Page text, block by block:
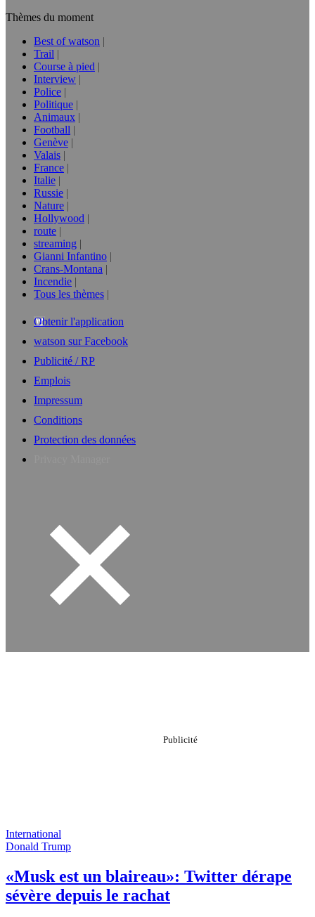
Thèmes du moment
Best of watson
Trail
Course à pied
Interview
Police
Politique
Animaux
Football
Genève
Valais
France
Italie
Russie
Nature
Hollywood
route
streaming
Gianni Infantino
Crans-Montana
Incendie
Tous les thèmes
Obtenir l'application
watson sur Facebook
Publicité / RP
Emplois
Impressum
Conditions
Protection des données
International
Donald Trump
«Musk est un blaireau»: Twitter dérape
sévère depuis le rachat